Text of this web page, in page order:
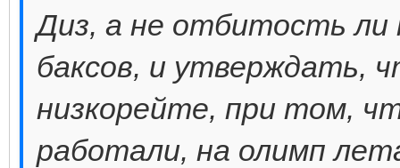
Диз, а не отбитость ли
баксов, и утверждать,
низкорейте, при том,
работали, на олимп